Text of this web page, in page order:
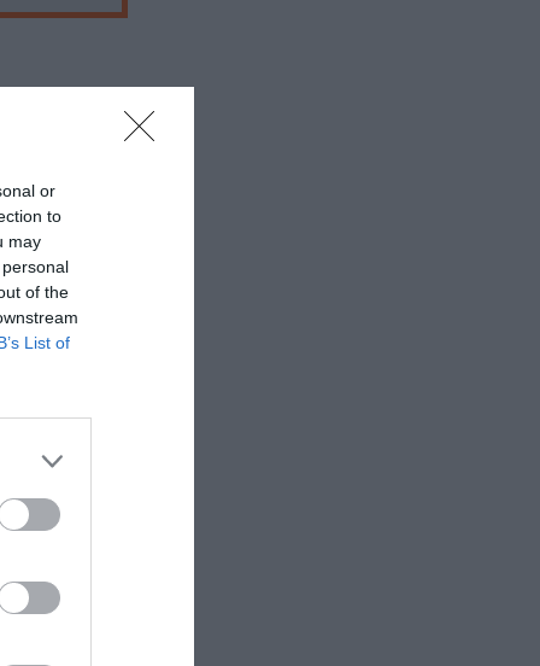
or
to
may
of the
List of